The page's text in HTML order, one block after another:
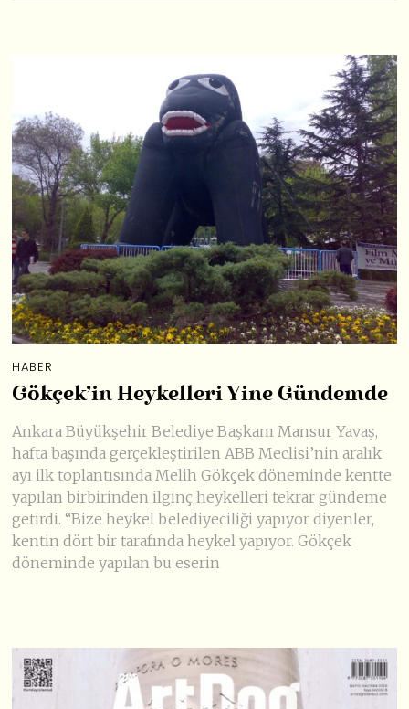
HABER
Gökçek’in Heykelleri Yine Gündemde
Ankara Büyükşehir Belediye Başkanı Mansur Yavaş,
hafta başında gerçekleştirilen ABB Meclisi’nin aralık
ayı ilk toplantısında Melih Gökçek döneminde kentte
yapılan birbirinden ilginç heykelleri tekrar gündeme
getirdi. “Bize heykel belediyeciliği yapıyor diyenler,
kentin dört bir tarafında heykel yapıyor. Gökçek
döneminde yapılan bu eserin